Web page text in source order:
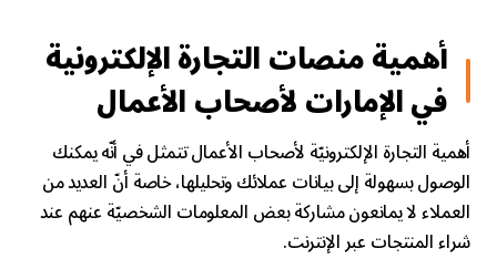
أهمية منصات التجارة الإلكترونية
في الإمارات لأصحاب الأعمال
أهمية التجارة الإلكترونيّة لأصحاب الأعمال تتمثل في أنّه يمكنك
الوصول بسهولة إلى بيانات عملائك وتحليلها، خاصة أنّ العديد من
العملاء لا يمانعون مشاركة بعض المعلومات الشخصيّة عنهم عند
شراء المنتجات عبر الإنترنت.